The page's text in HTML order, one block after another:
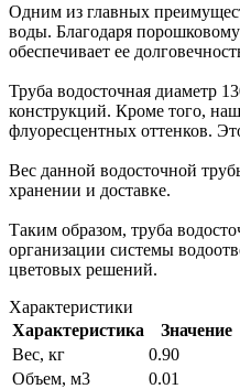
Одним из главных
воды. Благодаря
обеспечивает ее
Труба водосточная диаметр
конструкций. Кроме того,
флуоресцентных оттенков.
Вес данной водосточной
хранении и доставке.
Таким образом, труба
организации системы
цветовых решений.
Характеристики
Характеристика
Значение
Вес, кг
0.90
Объем, м3
0.01